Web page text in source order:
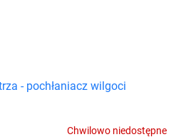
- pochłaniacz wilgoci
Chwilowo niedostępne